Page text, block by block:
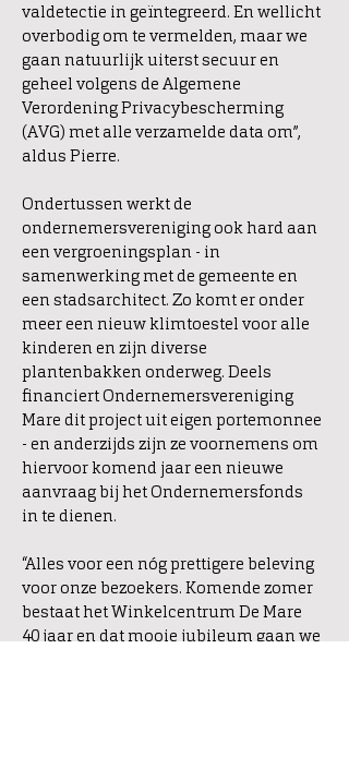
valdetectie in geïntegreerd. En wellicht
overbodig om te vermelden, maar we
gaan natuurlijk uiterst secuur en
geheel volgens de Algemene
Verordening Privacybescherming
(AVG) met alle verzamelde data om”,
aldus Pierre.
Ondertussen werkt de
ondernemersvereniging ook hard aan
een vergroeningsplan - in
samenwerking met de gemeente en
een stadsarchitect. Zo komt er onder
meer een nieuw klimtoestel voor alle
kinderen en zijn diverse
plantenbakken onderweg. Deels
financiert Ondernemersvereniging
Mare dit project uit eigen portemonnee
- en anderzijds zijn ze voornemens om
hiervoor komend jaar een nieuwe
aanvraag bij het Ondernemersfonds
in te dienen.
“Alles voor een nóg prettigere beleving
voor onze bezoekers. Komende zomer
bestaat het Winkelcentrum De Mare
40 jaar en dat mooie jubileum gaan we